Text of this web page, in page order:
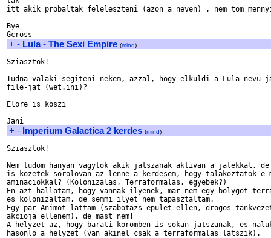
itt akik probaltak feleleszteni (azon a neven) , nem tom
Bye
+ - Lula - The Sexi Empire (mind)
Sziasztok!
Tudna valaki segiteni nekem, azzal, hogy elkuldi a Lula nevu
file-jat (wet.ini)?
Elore is koszi
+ - Imperium Galactica 2 kerdes (mind)
Sziasztok!
Nem tudom hanyan vagytok akik jatszanak aktivan a jatekkal, de
is kozetek sorolovan az lenne a kerdesem, hogy talakoztatok-e
aminaciokkal? (Kolonizalas, Terraformalas, egyebek?)
En azt hallotam, hogy vannak ilyenek, mar nem egy bolygot
es kolonizaltam, de semmi ilyet nem tapasztaltam.
Egy par Animot lattam (szabotazs epulet ellen, drogos
akcioja ellenem), de mast nem!
A helyzet az, hogy barati koromben is sokan jatszanak, es
hasonlo a helyzet (van akinel csak a terraformalas latszik).